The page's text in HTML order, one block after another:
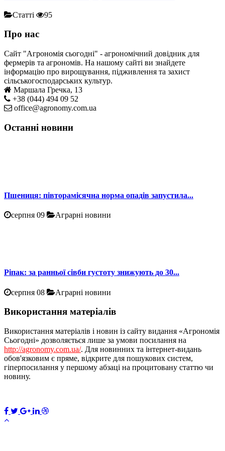
Статті 95
Про нас
Сайт "Агрономія сьогодні" - агрономічний довідник для
фермерів та агрономів. На нашому сайті ви знайдете
інформацію про вирощування, підживлення та захист
сільськогосподарських культур.
Маршала Гречка, 13
+38 (044) 494 09 52
office@agronomy.com.ua
Останні новини
Пшениця: півторамісячна норма опадів запустила...
серпня 09 Аграрні новини
Ріпак: за ранньої сівби густоту знижують до 30...
серпня 08 Аграрні новини
Використання матеріалів
Використання матеріалів і новин із сайту видання «Агрономія
Сьогодні» дозволяється лише за умови посилання на
http://agronomy.com.ua/. Для новинних та інтернет-видань
обов'язковим є пряме, відкрите для пошукових систем,
гіперпосилання у першому абзаці на процитовану статтю чи
новину.